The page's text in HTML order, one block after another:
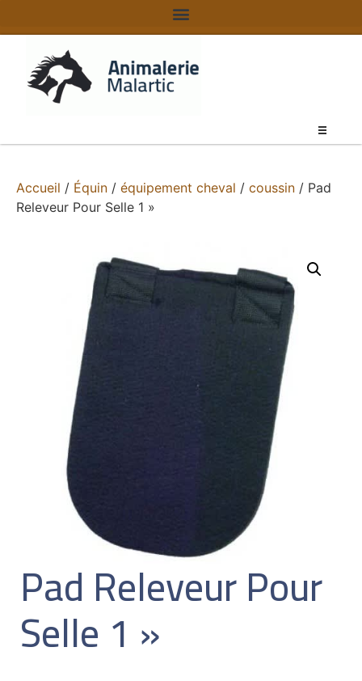
Accueil / Équin / équipement cheval / coussin / Pad
Releveur Pour Selle 1 »
Pad Releveur Pour
Selle 1 »